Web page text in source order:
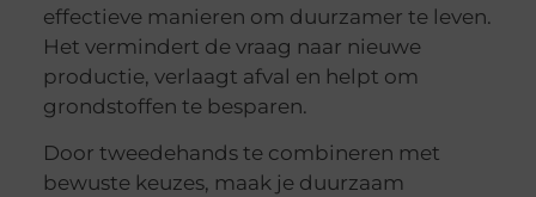
effectieve manieren om duurzamer te leven.
Het vermindert de vraag naar nieuwe
productie, verlaagt afval en helpt om
grondstoffen te besparen.
Door tweedehands te combineren met
bewuste keuzes, maak je duurzaam